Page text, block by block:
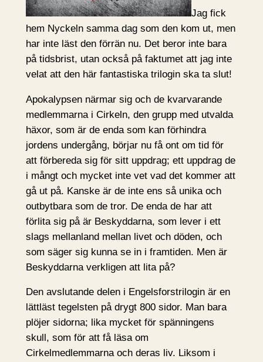
Jag fick
hem Nyckeln samma dag som den kom ut, men
har inte läst den förrän nu. Det beror inte bara
på tidsbrist, utan också på faktumet att jag inte
velat att den här fantastiska trilogin ska ta slut!
Apokalypsen närmar sig och de kvarvarande
medlemmarna i Cirkeln, den grupp med utvalda
häxor, som är de enda som kan förhindra
jordens undergång, börjar nu få ont om tid för
att förbereda sig för sitt uppdrag; ett uppdrag de
i mångt och mycket inte vet vad det kommer att
gå ut på. Kanske är de inte ens så unika och
outbytbara som de tror. De enda de har att
förlita sig på är Beskyddarna, som lever i ett
slags mellanland mellan livet och döden, och
som säger sig kunna se in i framtiden. Men är
Beskyddarna verkligen att lita på?
Den avslutande delen i Engelsforstrilogin är en
lättläst tegelsten på drygt 800 sidor. Man bara
plöjer sidorna; lika mycket för spänningens
skull, som för att få läsa om
Cirkelmedlemmarna och deras liv. Liksom i